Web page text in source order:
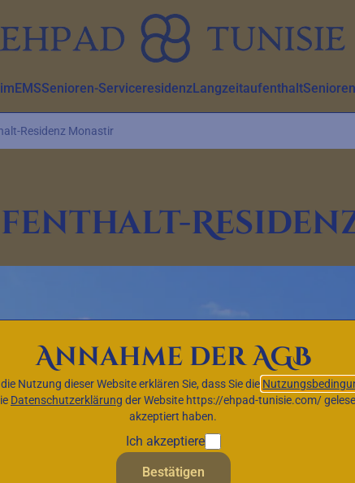
EMSSenioren-ServiceresidenzLangzeitaufenthalt
Residenz Monastir
Annahme der AGB
Nutzung dieser Website erklären Sie, dass Sie die
Datenschutzerklärung der Website https://ehpad-tunisie.com/
akzeptiert haben.
Ich akzeptiere
Bestätigen